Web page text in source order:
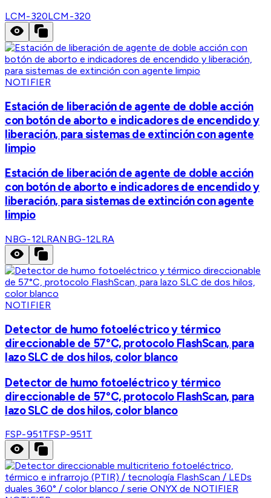
LCM-320LCM-320
NOTIFIER
Estación de liberación de agente de doble acción
con botón de aborto e indicadores de encendido y
liberación, para sistemas de extinción con agente
limpio
Estación de liberación de agente de doble acción
con botón de aborto e indicadores de encendido y
liberación, para sistemas de extinción con agente
limpio
NBG-12LRANBG-12LRA
NOTIFIER
Detector de humo fotoeléctrico y térmico
direccionable de 57°C, protocolo FlashScan, para
lazo SLC de dos hilos, color blanco
Detector de humo fotoeléctrico y térmico
direccionable de 57°C, protocolo FlashScan, para
lazo SLC de dos hilos, color blanco
FSP-951TFSP-951T